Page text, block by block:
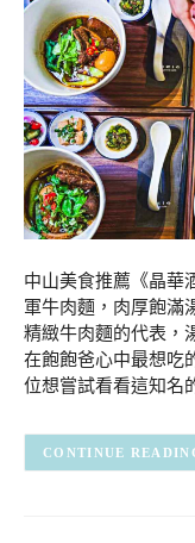
中山美食推薦《晶華
軍牛肉麵，肉厚飽滿
精緻牛肉麵的代表，
在飽飽爸心中最想吃
位想嘗試看看這知名
CONTINUE